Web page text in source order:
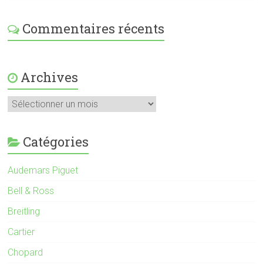
Commentaires récents
Archives
Catégories
Audemars Piguet
Bell & Ross
Breitling
Cartier
Chopard